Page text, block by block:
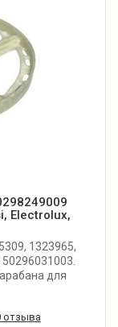
Electrolux,
1323965,
для
AEG.
отзыва